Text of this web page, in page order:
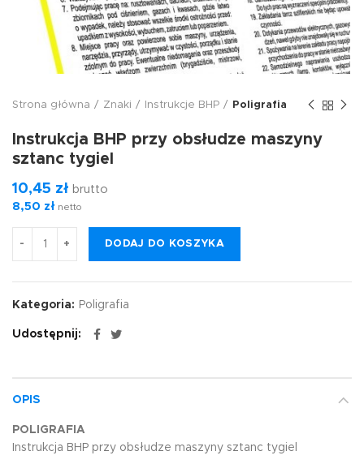
Strona główna Znaki Instrukcje BHP Poligrafia
Instrukcja BHP przy obsłudze maszyny
sztanc tygiel
10,45 zł brutto
8,50 zł netto
DODAJ DO KOSZYKA
Kategoria: Poligrafia
Udostępnij
OPIS
POLIGRAFIA
Instrukcja BHP przy obsłudze maszyny sztanc tygiel